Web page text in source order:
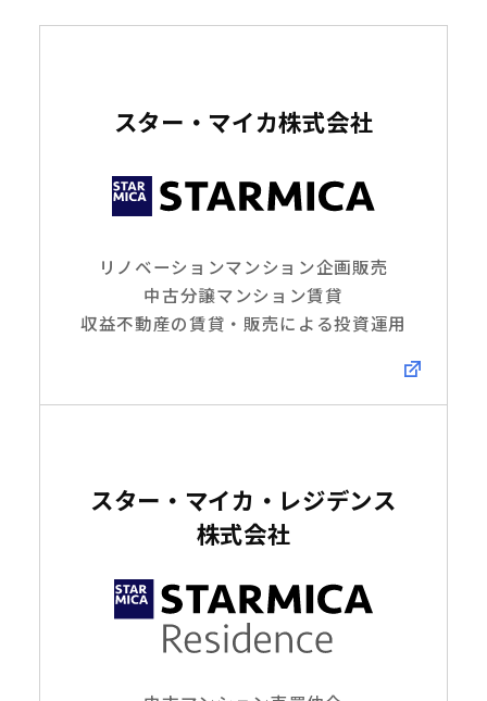
スター・マイカ株式会社
リノベーションマンション企画販売
中古分譲マンション賃貸
収益不動産の賃貸・販売による投資運用
スター・マイカ・レジデンス
株式会社